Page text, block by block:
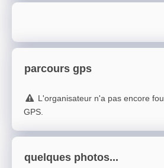
parcours gps
L'organisateur n'a pas encore
GPS.
quelques photos...